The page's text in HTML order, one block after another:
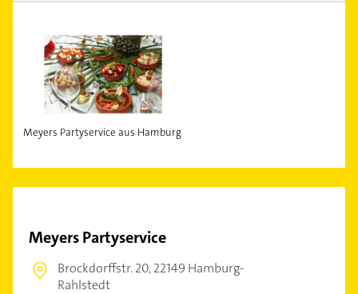
Meyers Partyservice aus Hamburg
Meyers Partyservice
Brockdorffstr. 20,22149 Hamburg-
Rahlstedt